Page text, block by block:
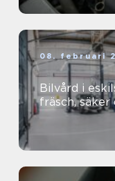
08. februari
Bilvård i eskilstuna så
fräsch,